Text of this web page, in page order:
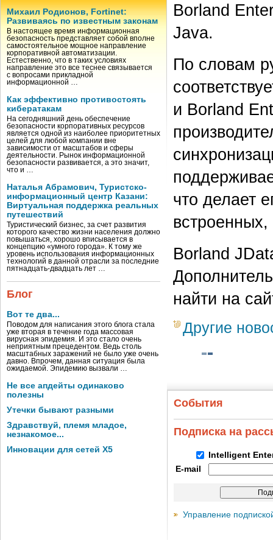
Михаил Родионов, Fortinet:
Развиваясь по известным законам
В настоящее время информационная
безопасность представляет собой вполне
самостоятельное мощное направление
корпоративной автоматизации.
Естественно, что в таких условиях
направление это все теснее связывается
с вопросами прикладной
информационной …
Как эффективно противостоять
кибератакам
На сегодняшний день обеспечение
безопасности корпоративных ресурсов
является одной из наиболее приоритетных
целей для любой компании вне
зависимости от масштабов и сферы
деятельности. Рынок информационной
безопасности развивается, а это значит,
что и …
Наталья Абрамович, Туристско-
информационный центр Казани:
Виртуальная поддержка реальных
путешествий
Туристический бизнес, за счет развития
которого качество жизни населения должно
повышаться, хорошо вписывается в
концепцию «умного города». К тому же
уровень использования информационных
технологий в данной отрасли за последние
пятнадцать-двадцать лет …
Блог
Вот те два...
Поводом для написания этого блога стала
уже вторая в течение года массовая
вирусная эпидемия. И это стало очень
неприятным прецедентом. Ведь столь
масштабных заражений не было уже очень
давно. Впрочем, данная ситуация была
ожидаемой. Эпидемию вызвали …
Не все апдейты одинаково
полезны
Утечки бывают разными
Здравствуй, племя младое,
незнакомое...
Инновации для сетей X5
Borland
Java.
По словам
и Borland
что делает
Borland
найти на
Другие
События
Подписка на
Intelligent
E-mail
Управление